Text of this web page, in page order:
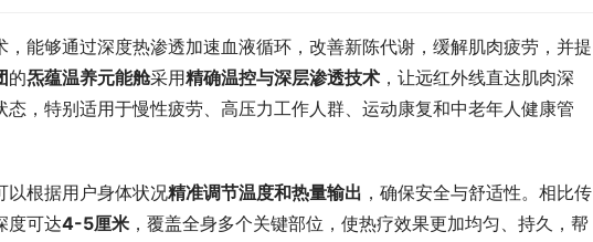
能够通过深度热渗透加速血液循环，改善新陈代谢，缓解肌肉疲劳，并提
的炁蕴温养元能舱采用精确温控与深层渗透技术 ，让远红外线直达肌肉深
，特别适用于慢性疲劳、高压力工作人群、运动康复和中老年人健康管
以根据用户身体状况精准调节温度和热量输出 ，确保安全与舒适性。相比传
度可达4-5厘米 ，覆盖全身多个关键部位，使热疗效果更加均匀、持久，帮